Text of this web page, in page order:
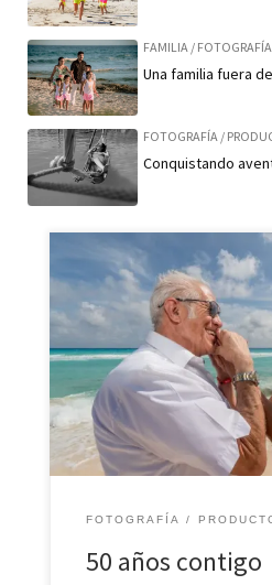
FAMILIA / FOTOGRAFÍA
Una familia fuera
FOTOGRAFÍA/
Conquistando
Sus hijos los enviaron de luna
y Amparo llegaron al Caribe
festejar juntos sus bodas de
Quintana Roo. Todas las
ilustraciones y creaciones
Casa Productora Ich Peek´®
FOTOGRAFÍA
50 años contigo